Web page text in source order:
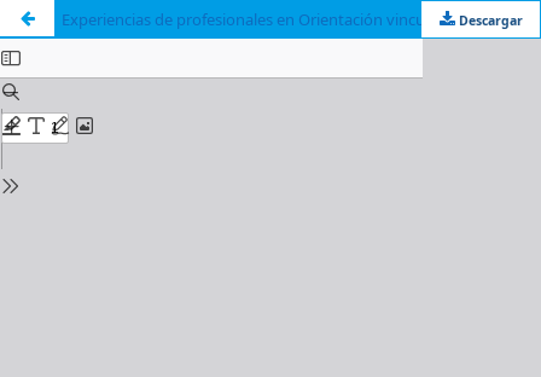
Experiencias de profesionales en Orientación vinculadas al uso de tecnologías y herramientas digitales en el contexto de pandemia
Descargar